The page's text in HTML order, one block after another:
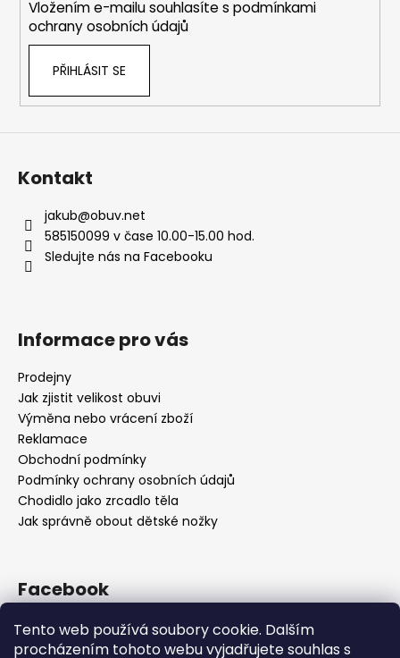
Tento web používá soubory cookie. Dalším
procházením tohoto webu vyjadřujete souhlas s
Vložením e-mailu souhlasíte s podmínkami
ochrany osobních údajů
PŘIHLÁSIT SE
Kontakt
jakub@obuv.net
585150099 v čase 10.00-15.00 hod.
Sledujte nás na Facebooku
Informace pro vás
Prodejny
Jak zjistit velikost obuvi
Výměna nebo vrácení zboží
Reklamace
Obchodní podmínky
Podmínky ochrany osobních údajů
Chodidlo jako zrcadlo těla
Jak správně obout dětské nožky
Facebook